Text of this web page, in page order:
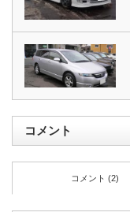
コメント
コメント (2)